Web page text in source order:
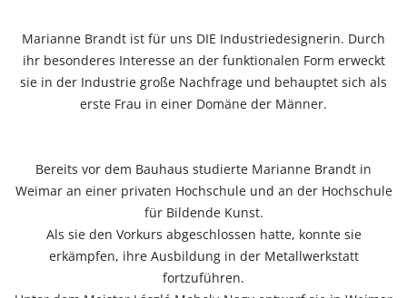
Marianne Brandt ist für uns DIE Industriedesignerin. Durch
ihr besonderes Interesse an der funktionalen Form erweckt
sie in der Industrie große Nachfrage und behauptet sich als
erste Frau in einer Domäne der Männer.
Bereits vor dem Bauhaus studierte Marianne Brandt in
Weimar an einer privaten Hochschule und an der Hochschule
für Bildende Kunst.
Als sie den Vorkurs abgeschlossen hatte, konnte sie
erkämpfen, ihre Ausbildung in der Metallwerkstatt
fortzuführen.